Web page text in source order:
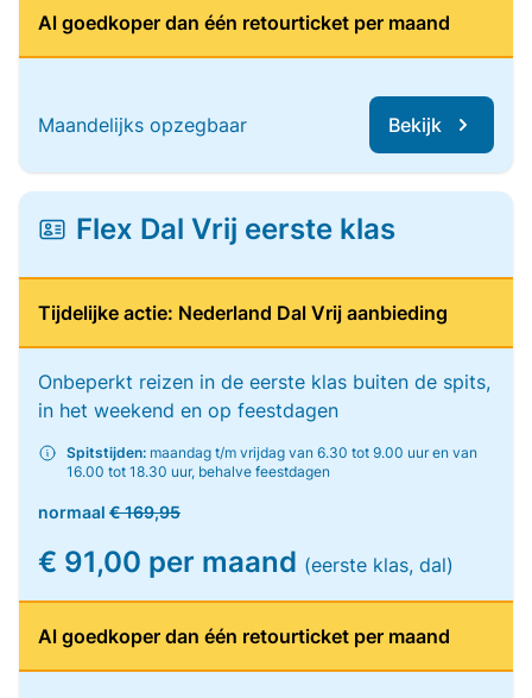
Al goedkoper dan één retourticket per maand
Maandelijks opzegbaar Bekijk
Flex Dal Vrij eerste klas
Tijdelijke actie: Nederland Dal Vrij aanbieding
Onbeperkt reizen in de eerste klas buiten de spits,
in het weekend en op feestdagen
Spitstijden: maandag t/m vrijdag van 6.30 tot 9.00 uur en van
16.00 tot 18.30 uur, behalve feestdagen
normaal € 169,95
€ 91,00 per maand (eerste klas, dal)
Al goedkoper dan één retourticket per maand